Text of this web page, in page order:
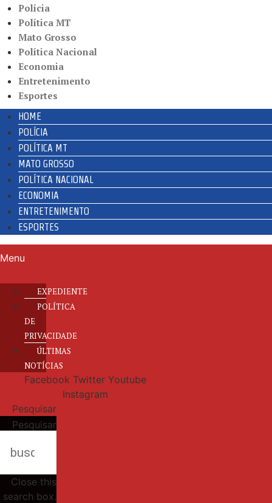
Polícia
Política MT
Mato Grosso
Política Nacional
Economia
Entretenimento
Esportes
HOME
POLÍCIA
POLÍTICA MT
MATO GROSSO
POLÍTICA NACIONAL
ECONOMIA
ENTRETENIMENTO
ESPORTES
Menu
EXPEDIENTE
POLÍTICA
DE
PRIVACIDADE
ÚLTIMAS
NOTÍCIAS
Facebook Twitter Youtube
Instagram
Pesquisar
Pesquisar
Close this
search box.